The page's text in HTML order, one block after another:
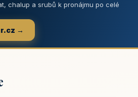
chalup a srubů k pronájmu po celé
→